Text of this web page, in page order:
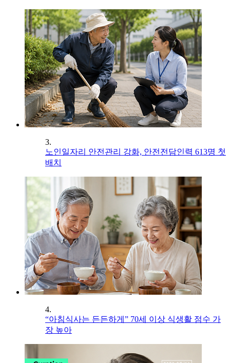
3.
노인일자리 안전관리 강화, 안전전담인력 613명 첫
배치
4.
“아침식사는 든든하게” 70세 이상 식생활 점수 가
장 높아